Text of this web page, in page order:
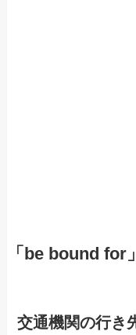
「be bound for
交通機関の行き